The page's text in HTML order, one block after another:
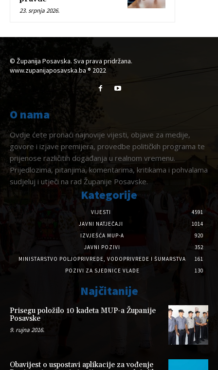
23. srpnja 2026.
© Županija Posavska. Sva prava pridržana.
www.zupanijaposavska.ba ® 2022
O nama
Ovdje ćete pronaći najnovije vijesti, objave za medije,
govore i izjave premijera, provedbe političkih programa te
prijenose različitih događanja u realnom vremenu.
Prijedlozima, pitanjima, komentarima, kritikama i pohvalama
sudjeluj i utječi na rad Županije Posavske.
Kategorije
VIJESTI
4591
JAVNI NATJEČAJI
1014
IZVJEŠĆA MUP-A
920
JAVNI POZIVI
352
MINISTARSTVO POLJOPRIVREDE, VODOPRIVREDE I ŠUMARSTVA
161
POZIVI ZA SJEDNICE VLADE
130
Najčitanije
Prisegu položilo 10 kadeta MUP-a Županije
Posavske
9. rujna 2016.
Obavijest o uspostavi aplikacije za vođenje